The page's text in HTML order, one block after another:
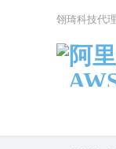
翎琦科技代